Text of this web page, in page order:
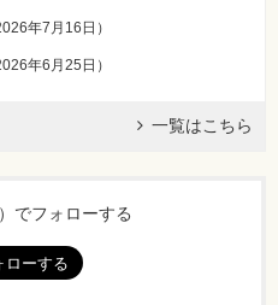
年7月16日 ）
年6月25日 ）
一覧はこちら
でフォローする